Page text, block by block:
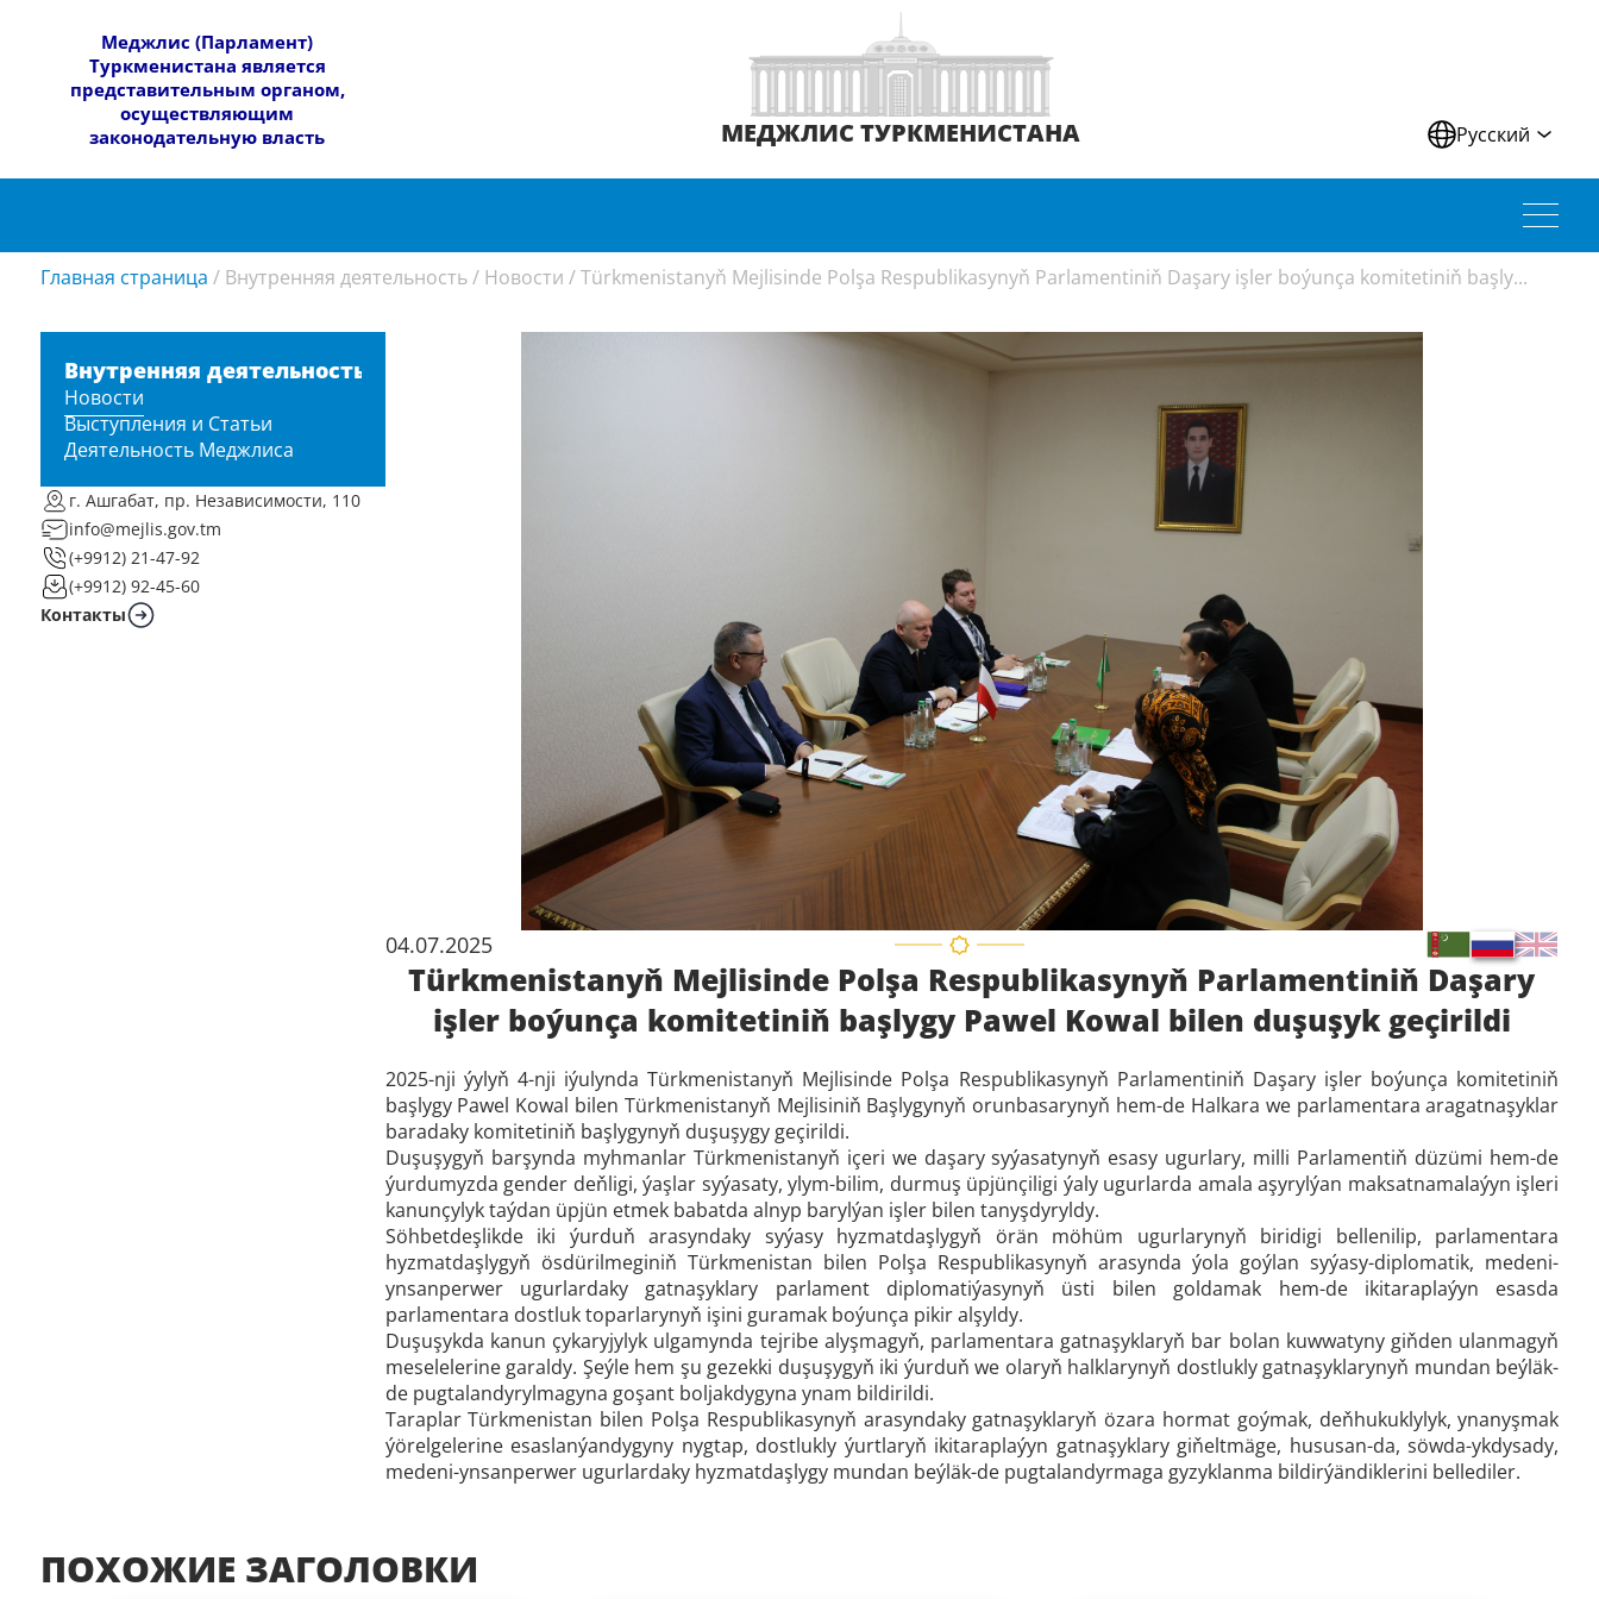
​Меджлис (Парламент)
Туркменистана является
представительным органом,
осуществляющим
законодательную власть
МЕДЖЛИС ТУРКМЕНИСТАНА Русский
Главная страница / Внутренняя деятельность / Новости /Türkmenistanyň Mejlisinde Polşa Respublikasynyň Parlamentiniň Daşary işler boýunça komitetiniň başly...
Внутренняя деятельность
Новости
Выступления и Статьи
Деятельность Меджлиса
г. Ашгабат, пр. Независимости, 110
info@mejlis.gov.tm
(+9912) 21-47-92
(+9912) 92-45-60
Контакты
04.07.2025
Türkmenistanyň Mejlisinde Polşa Respublikasynyň Parlamentiniň Daşary
işler boýunça komitetiniň başlygy Pawel Kowal bilen duşuşyk geçirildi
2025-nji ýylyň 4-nji iýulynda Türkmenistanyň Mejlisinde Polşa Respublikasynyň Parlamentiniň Daşary işler boýunça komitetiniň
başlygy Pawel Kowal bilen Türkmenistanyň Mejlisiniň Başlygynyň orunbasarynyň hem-de Halkara we parlamentara aragatnaşyklar
baradaky komitetiniň başlygynyň duşuşygy geçirildi.
Duşuşygyň barşynda myhmanlar Türkmenistanyň içeri we daşary syýasatynyň esasy ugurlary, milli Parlamentiň düzümi hem-de
ýurdumyzda gender deňligi, ýaşlar syýasaty, ylym-bilim, durmuş üpjünçiligi ýaly ugurlarda amala aşyrylýan maksatnamalaýyn işleri
kanunçylyk taýdan üpjün etmek babatda alnyp barylýan işler bilen tanyşdyryldy.
Söhbetdeşlikde iki ýurduň arasyndaky syýasy hyzmatdaşlygyň örän möhüm ugurlarynyň biridigi bellenilip, parlamentara
hyzmatdaşlygyň ösdürilmeginiň Türkmenistan bilen Polşa Respublikasynyň arasynda ýola goýlan syýasy-diplomatik, medeni-
ynsanperwer ugurlardaky gatnaşyklary parlament diplomatiýasynyň üsti bilen goldamak hem-de ikitaraplaýyn esasda
parlamentara dostluk toparlarynyň işini guramak boýunça pikir alşyldy.
Duşuşykda kanun çykaryjylyk ulgamynda tejribe alyşmagyň, parlamentara gatnaşyklaryň bar bolan kuwwatyny giňden ulanmagyň
meselelerine garaldy. Şeýle hem şu gezekki duşuşygyň iki ýurduň we olaryň halklarynyň dostlukly gatnaşyklarynyň mundan beýläk-
de pugtalandyrylmagyna goşant boljakdygyna ynam bildirildi.
Taraplar Türkmenistan bilen Polşa Respublikasynyň arasyndaky gatnaşyklaryň özara hormat goýmak, deňhukuklylyk, ynanyşmak
ýörelgelerine esaslanýandygyny nygtap, dostlukly ýurtlaryň ikitaraplaýyn gatnaşyklary giňeltmäge, hususan-da, söwda-ykdysady,
medeni-ynsanperwer ugurlardaky hyzmatdaşlygy mundan beýläk-de pugtalandyrmaga gyzyklanma bildirýändiklerini bellediler.
ПОХОЖИЕ ЗАГОЛОВКИ